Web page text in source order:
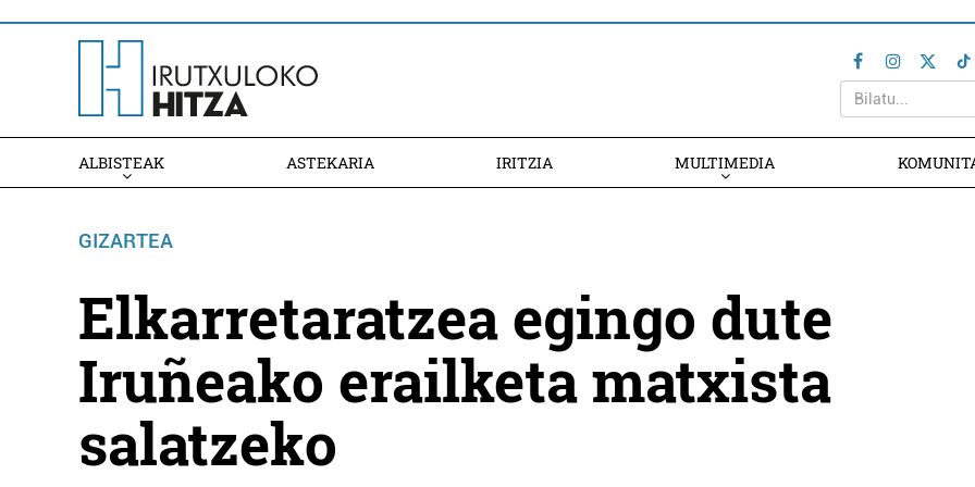
ALBISTEAK ASTEKARIA IRITZIA MULTIMEDIA
GIZARTEA
Elkarretaratzea egingo dute
Iruñeako erailketa matxista
salatzeko